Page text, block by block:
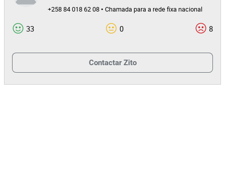
+258 84 018 62 08 • Chamada para a rede fixa nacional
33 0 8
Contactar Zito